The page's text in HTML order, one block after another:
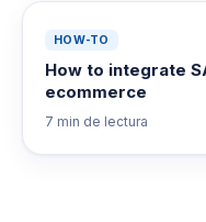
HOW-TO
How to integrate
ecommerce
7 min de lectura